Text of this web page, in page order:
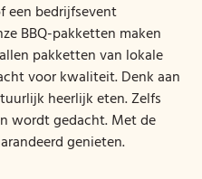
een bedrijfsevent
BBQ-pakketten maken
pakketten van lokale
voor kwaliteit. Denk aan
heerlijk eten. Zelfs
wordt gedacht. Met de
genieten.